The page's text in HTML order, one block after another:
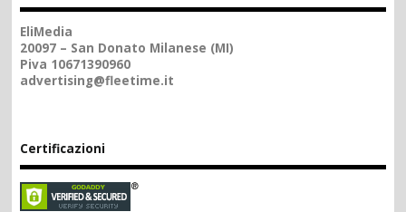
EliMedia
20097 – San Donato Milanese (MI)
Piva 10671390960
advertising@fleetime.it
Certificazioni